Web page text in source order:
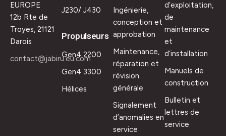
EUROPE
12b Rte de
Troyes, 21121
Darois
contact@jabiru.eu.com
J230/ J430
Propulseurs
Gen4 2200
Gen4 3300
Hélices
Ingénierie,
conception et
approbation
Maintenance,
réparation et
révision
générale
Signalement
d’anomalies en
service
d’exploitation,
de
maintenance
et
d’installation
Manuels de
construction
Bulletin et
lettres de
service